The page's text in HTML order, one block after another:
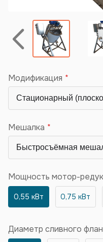
Назад
Модификация
Мешалка
Мощность мотор-
0,55 кВт 0,75 кВт
Диаметр сливного